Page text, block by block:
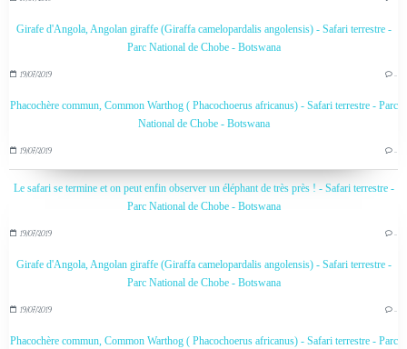
Girafe d'Angola, Angolan giraffe (Giraffa camelopardalis angolensis) - Safari terrestre -
Parc National de Chobe - Botswana
19/07/2019 …
Phacochère commun, Common Warthog ( Phacochoerus africanus) - Safari terrestre - Parc
National de Chobe - Botswana
19/07/2019 …
Le safari se termine et on peut enfin observer un éléphant de très près ! - Safari terrestre -
Parc National de Chobe - Botswana
19/07/2019 …
Girafe d'Angola, Angolan giraffe (Giraffa camelopardalis angolensis) - Safari terrestre -
Parc National de Chobe - Botswana
19/07/2019 …
Phacochère commun, Common Warthog ( Phacochoerus africanus) - Safari terrestre - Parc